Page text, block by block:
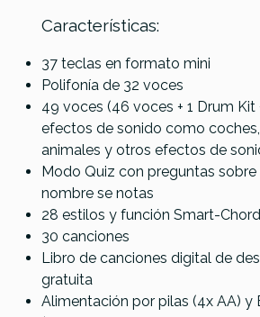
Características:
37 teclas en formato mini
Polifonía de 32 voces
49 voces (46 voces + 1 Drum Kit
efectos de sonido como
animales y otros efectos de
Modo Quiz con preguntas
nombre se notas
28 estilos y función Smart-Chord
30 canciones
Libro de canciones digital de
gratuita
Alimentación por pilas (4x AA) y
Referencia TECLSONYAM072
Casio SA-
80
Casio SA-
81
PSS-F30
Black
66,00 € 66,00 €
No hay características para